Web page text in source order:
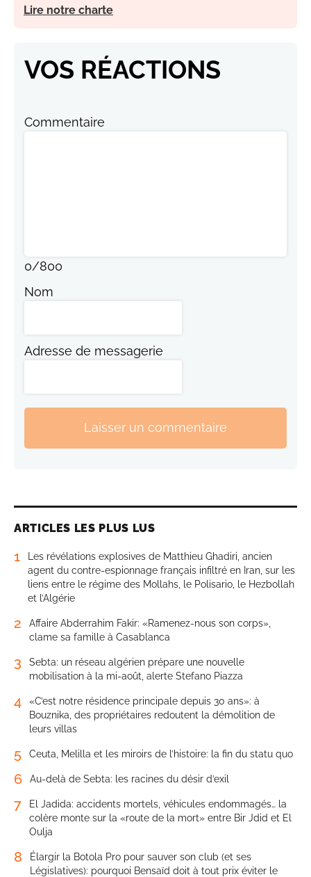
Lire notre charte
VOS RÉACTIONS
Commentaire
0/800
Nom
Adresse de messagerie
Laisser un commentaire
ARTICLES LES PLUS LUS
1
Les révélations explosives de Matthieu Ghadiri, ancien
agent du contre-espionnage français infiltré en Iran, sur les
liens entre le régime des Mollahs, le Polisario, le Hezbollah
et l’Algérie
2
Affaire Abderrahim Fakir: «Ramenez-nous son corps»,
clame sa famille à Casablanca
3
Sebta: un réseau algérien prépare une nouvelle
mobilisation à la mi-août, alerte Stefano Piazza
4
«C’est notre résidence principale depuis 30 ans»: à
Bouznika, des propriétaires redoutent la démolition de
leurs villas
5 Ceuta, Melilla et les miroirs de l’histoire: la fin du statu quo
6 Au-delà de Sebta: les racines du désir d’exil
7
El Jadida: accidents mortels, véhicules endommagés… la
colère monte sur la «route de la mort» entre Bir Jdid et El
Oulja
8
Élargir la Botola Pro pour sauver son club (et ses
Législatives): pourquoi Bensaïd doit à tout prix éviter le